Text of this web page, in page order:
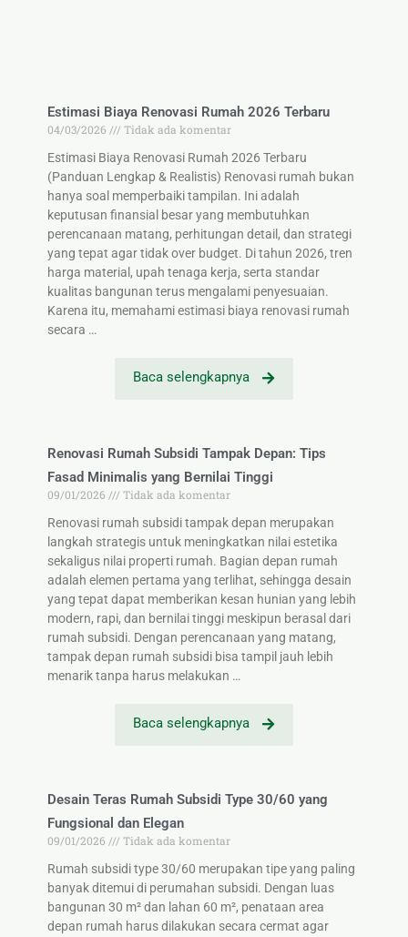
Estimasi Biaya Renovasi Rumah 2026 Terbaru
04/03/2026
Tidak ada komentar
Estimasi Biaya Renovasi Rumah 2026 Terbaru
(Panduan Lengkap & Realistis) Renovasi rumah bukan
hanya soal memperbaiki tampilan. Ini adalah
keputusan finansial besar yang membutuhkan
perencanaan matang, perhitungan detail, dan strategi
yang tepat agar tidak over budget. Di tahun 2026, tren
harga material, upah tenaga kerja, serta standar
kualitas bangunan terus mengalami penyesuaian.
Karena itu, memahami estimasi biaya renovasi rumah
secara …
Baca selengkapnya
Renovasi Rumah Subsidi Tampak Depan: Tips
Fasad Minimalis yang Bernilai Tinggi
09/01/2026
Tidak ada komentar
Renovasi rumah subsidi tampak depan merupakan
langkah strategis untuk meningkatkan nilai estetika
sekaligus nilai properti rumah. Bagian depan rumah
adalah elemen pertama yang terlihat, sehingga desain
yang tepat dapat memberikan kesan hunian yang lebih
modern, rapi, dan bernilai tinggi meskipun berasal dari
rumah subsidi. Dengan perencanaan yang matang,
tampak depan rumah subsidi bisa tampil jauh lebih
menarik tanpa harus melakukan …
Baca selengkapnya
Desain Teras Rumah Subsidi Type 30/60 yang
Fungsional dan Elegan
09/01/2026
Tidak ada komentar
Rumah subsidi type 30/60 merupakan tipe yang paling
banyak ditemui di perumahan subsidi. Dengan luas
bangunan 30 m² dan lahan 60 m², penataan area
depan rumah harus dilakukan secara cermat agar